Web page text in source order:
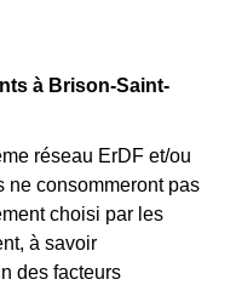
à Brison-Saint-
réseau ErDF et/ou
ne consommeront pas
choisi par les
à savoir
des facteurs